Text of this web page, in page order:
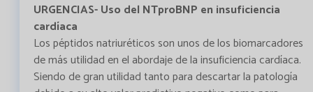
URGENCIAS- Uso del NTproBNP en insuficiencia
cardíaca
Los péptidos natriuréticos son unos de los biomarcadores
de más utilidad en el abordaje de la insuficiencia cardíaca.
Siendo de gran utilidad tanto para descartar la patología